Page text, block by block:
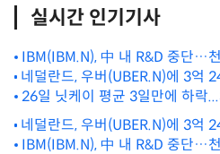
실시간 인기기사
IBM(IBM.N), 中 내 R&D 중단…
네덜란드, 우버(UBER.N)에 3억
자 개인 정보 보호 위반 혐의
26일 닛케이 평균 3일만에 하락
네덜란드, 우버(UBER.N)에 3억
자 개인 정보 보호 위반 혐의
IBM(IBM.N), 中 내 R&D 중단…